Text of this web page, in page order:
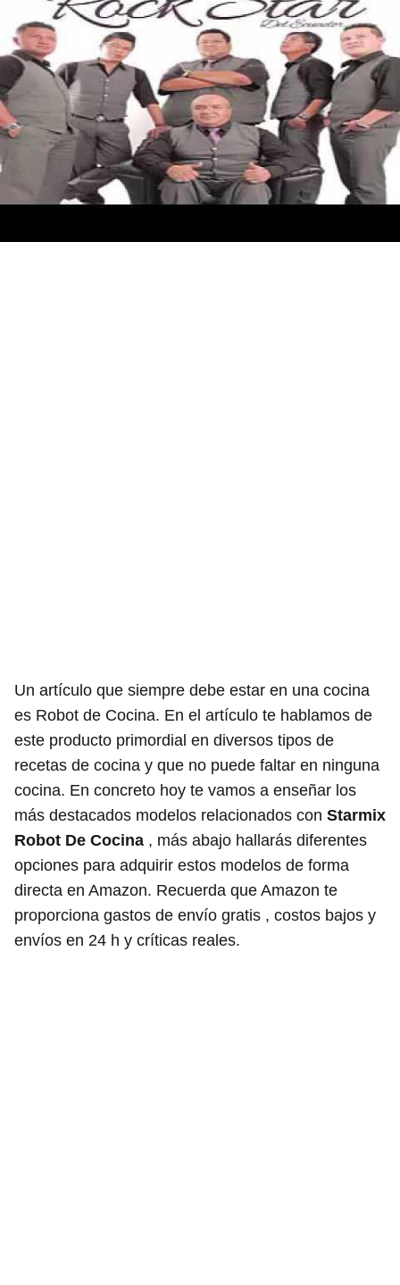
Un artículo que siempre debe estar en una cocina
es Robot de Cocina. En el artículo te hablamos de
este producto primordial en diversos tipos de
recetas de cocina y que no puede faltar en ninguna
cocina. En concreto hoy te vamos a enseñar los
más destacados modelos relacionados con Starmix
Robot De Cocina , más abajo hallarás diferentes
opciones para adquirir estos modelos de forma
directa en Amazon. Recuerda que Amazon te
proporciona gastos de envío gratis , costos bajos y
envíos en 24 h y críticas reales.